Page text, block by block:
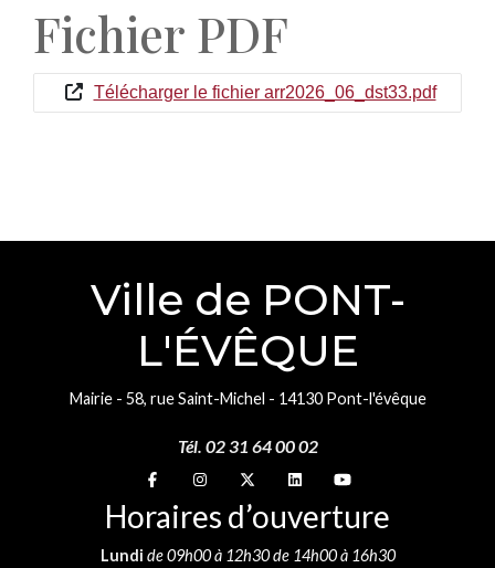
Fichier PDF
Télécharger le fichier arr2026_06_dst33.pdf
Ville de PONT-
L'ÉVÊQUE
Mairie - 58, rue Saint-Michel - 14130 Pont-l'évêque
Tél. 02 31 64 00 02
Suivez-nous sur
Suivez-nous sur
Suivez-nous sur
Suivez-nous sur
Suivez-nous sur
Horaires d’ouverture
Lundi de 09h00 à 12h30 de 14h00 à 16h30